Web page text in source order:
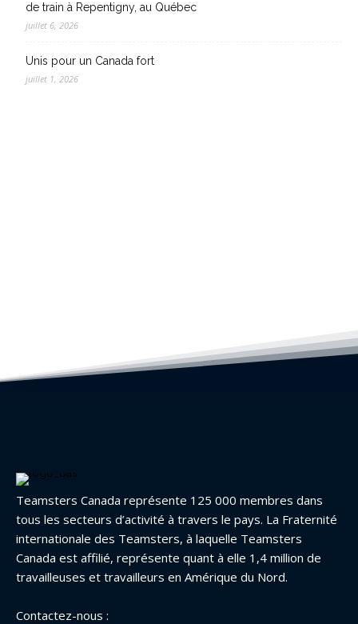
de train à Repentigny, au Québec
juillet 6, 2026
Unis pour un Canada fort
juillet 1, 2026
Teamsters Canada représente 125 000 membres dans
tous les secteurs d’activité à travers le pays. La Fraternité
internationale des Teamsters, à laquelle Teamsters
Canada est affilié, représente quant à elle 1,4 million de
travailleuses et travailleurs en Amérique du Nord.
Contactez-nous :